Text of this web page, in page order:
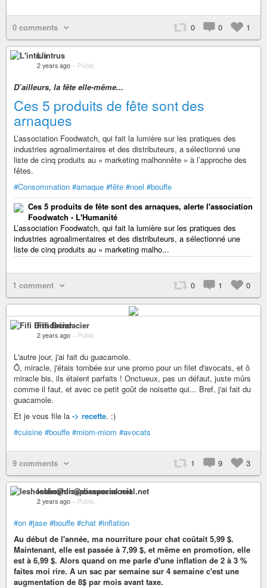
0 comments 0 0 1
L'intrus
2 years ago – Public
D’ailleurs, la fête elle-même...
Ces 5 produits de fête sont des
arnaques
L’association Foodwatch, qui fait la lumière sur les pratiques des
industries agroalimentaires et des distributeurs, a sélectionné une
liste de cinq produits au « marketing malhonnête » à l’approche des
fêtes.
#Consommation #arnaque #fête #noel #bouffe
Ces 5 produits de fête sont des arnaques, alerte l'association
Foodwatch - L'Humanité
L’association Foodwatch, qui fait la lumière sur les pratiques des
industries agroalimentaires et des distributeurs, a sélectionné une
liste de cinq produits au « marketing malho...
1 comment 0 1 0
Fifi Brindacier
2 years ago – Public
L'autre jour, j'ai fait du guacamole.
Ô, miracle, j'étais tombée sur une promo pour un filet d'avocats, et ô
miracle bis, ils étaient parfaits ! Onctueux, pas un défaut, juste mûrs
comme il faut, et avec ce petit goût de noisette qui... Bref, j'ai fait du
guacamole.
Et je vous file la -> recette. :)
#cuisine #bouffe #miom-miom #avocats
9 comments 1 9 3
leshoshin@diasporasocial.net
2 years ago – Public
#on #jase #bouffe #chat #inflation
Au début de l'année, ma nourriture pour chat coûtait 5,99 $.
Maintenant, elle est passée à 7,99 $, et même en promotion, elle
est à 6,99 $. Alors quand on me parle d'une inflation de 2 à 3 %
faites moi rire. A un sac par semaine sur 4 semaine c'est une
augmentation de 8$ par mois avant taxe.